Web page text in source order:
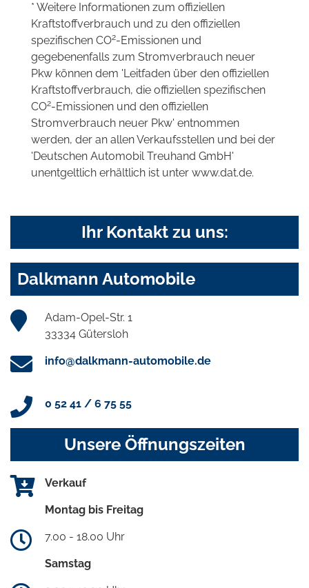
* Weitere Informationen zum offiziellen
Kraftstoffverbrauch und zu den offiziellen
spezifischen CO2-Emissionen und
gegebenenfalls zum Stromverbrauch neuer
Pkw können dem 'Leitfaden über den offiziellen
Kraftstoffverbrauch, die offiziellen spezifischen
CO2-Emissionen und den offiziellen
Stromverbrauch neuer Pkw' entnommen
werden, der an allen Verkaufsstellen und bei der
'Deutschen Automobil Treuhand GmbH'
unentgeltlich erhältlich ist unter www.dat.de.
Ihr Kontakt zu uns:
Dalkmann Automobile
Adam-Opel-Str. 1
33334 Gütersloh
info@dalkmann-automobile.de
0 52 41 / 6 75 55
Unsere Öffnungszeiten
Verkauf
Montag bis Freitag
7.00 - 18.00 Uhr
Samstag